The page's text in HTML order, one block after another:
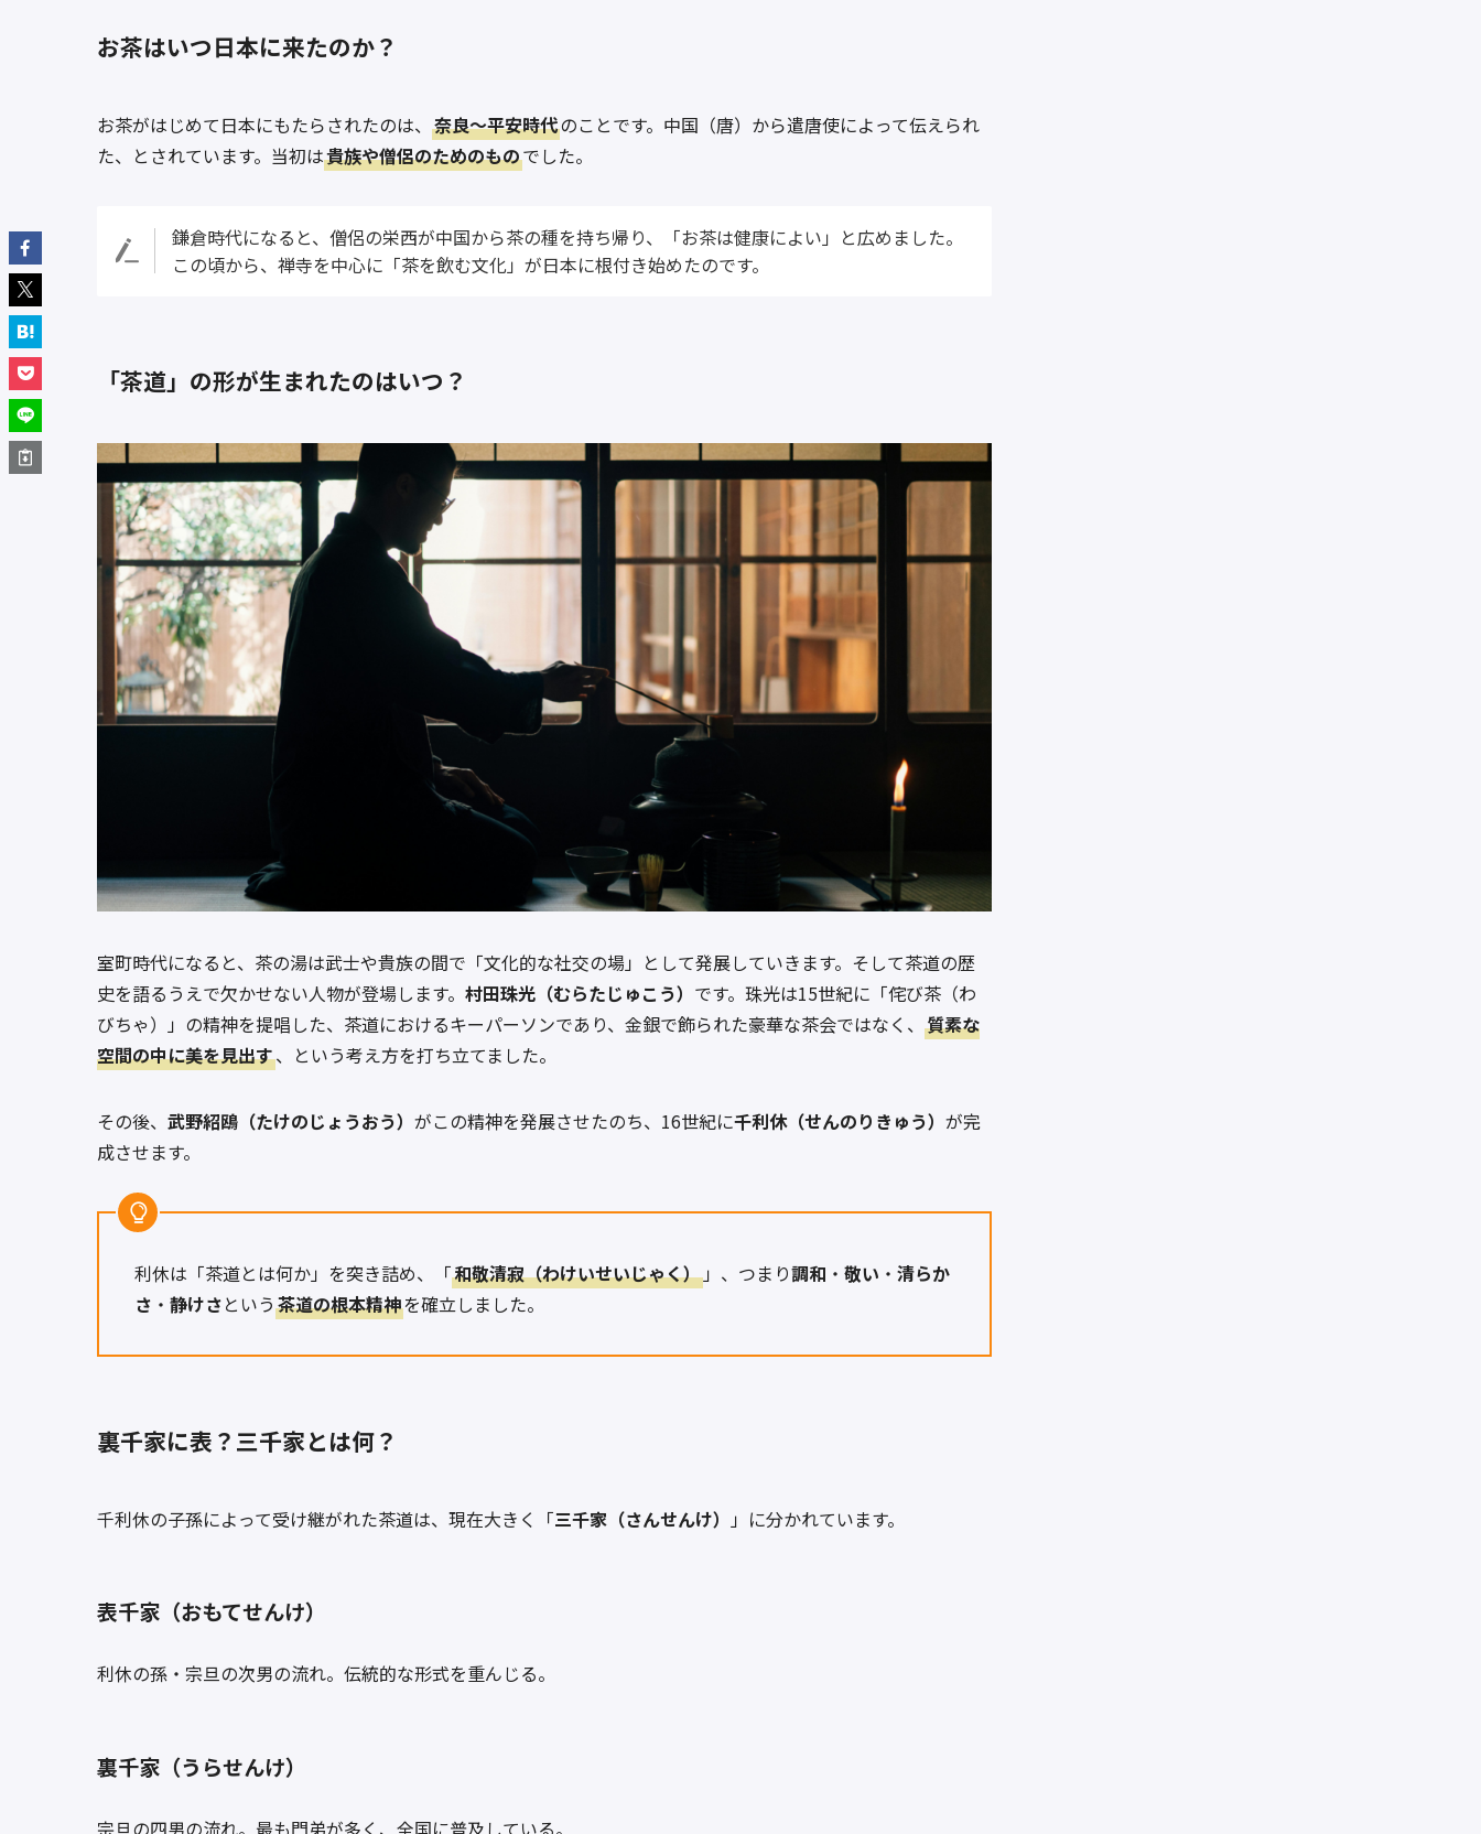
お茶はいつ日本に来たのか？
お茶がはじめて日本にもたらされたのは、 奈良〜平安時代のことです。中国（唐）から遣唐使によって伝えられ
た、とされています。当初は貴族や僧侶のためのものでした。
鎌倉時代になると、僧侶の栄西が中国から茶の種を持ち帰り、「お茶は健康によい」と広めました。
この頃から、禅寺を中心に「茶を飲む文化」が日本に根付き始めたのです。
「茶道」の形が生まれたのはいつ？
室町時代になると、茶の湯は武士や貴族の間で「文化的な社交の場」として発展していきます。そして茶道の歴
史を語るうえで欠かせない人物が登場します。 村田珠光（むらたじゅこう） です。珠光は15世紀に「侘び茶（わ
びちゃ）」の精神を提唱した、茶道におけるキーパーソンであり、金銀で飾られた豪華な茶会ではなく、 質素な
空間の中に美を見出す、という考え方を打ち立てました。
その後、 武野紹鴎（たけのじょうおう） がこの精神を発展させたのち、16世紀に千利休（せんのりきゅう） が完
成させます。
利休は「茶道とは何か」を突き詰め、「和敬清寂（わけいせいじゃく）」、つまり調和 ・ 敬い ・ 清らか
さ ・ 静けさという 茶道の根本精神を確立しました。
裏千家に表？三千家とは何？
千利休の子孫によって受け継がれた茶道は、現在大きく「三千家（さんせんけ） 」に分かれています。
表千家（おもてせんけ）
利休の孫・宗旦の次男の流れ。伝統的な形式を重んじる。
裏千家（うらせんけ）
宗旦の四男の流れ。最も門弟が多く、全国に普及している。